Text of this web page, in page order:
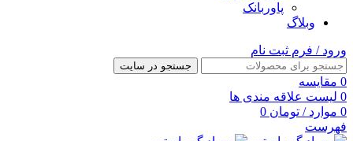
پاوربانک
وبلاگ
ورود / فرم ثبت نام
جستجو در سایت
0 مقایسه
0 لیست علاقه مندی ها
0 موارد / تومان
فهرست